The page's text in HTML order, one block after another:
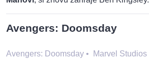
Avengers: Doomsday
Avengers: Doomsday • Marvel Studios